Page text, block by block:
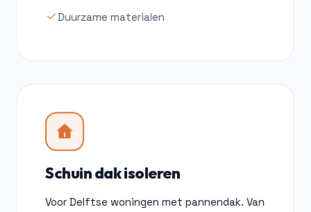
Duurzame materialen
Schuin dak isoleren
Voor Delftse woningen met pannendak. Van